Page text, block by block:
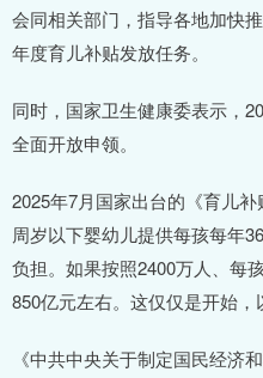
会同相关部门，指导各地加快
年度育儿补贴发放任务。
同时，国家卫生健康委表示，
全面开放申领。
2025年7月国家出台的《育儿
周岁以下婴幼儿提供每孩每年
负担。如果按照2400万人、每
850亿元左右。这仅仅是开始，
《中共中央关于制定国民经济